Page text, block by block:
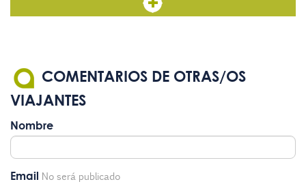
COMENTARIOS DE OTRAS/OS
VIAJANTES
Nombre
Email No será publicado